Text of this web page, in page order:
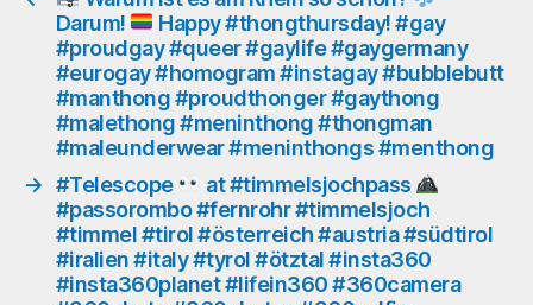
Darum!
Happy #thongthursday! #gay
#proudgay #queer #gaylife #gaygermany
#eurogay #homogram #instagay #bubblebutt
#manthong #proudthonger #gaythong
#malethong #meninthong #thongman
#maleunderwear #meninthongs #menthong
→ #Telescope
at #timmelsjochpass
#passorombo #fernrohr #timmelsjoch
#timmel #tirol #österreich #austria #südtirol
#iralien #italy #tyrol #ötztal #insta360
#insta360planet #lifein360 #360camera